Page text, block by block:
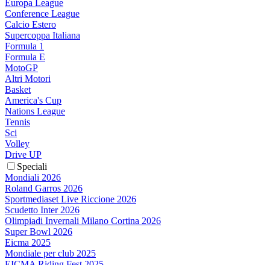
Europa League
Conference League
Calcio Estero
Supercoppa Italiana
Formula 1
Formula E
MotoGP
Altri Motori
Basket
America's Cup
Nations League
Tennis
Sci
Volley
Drive UP
Speciali
Mondiali 2026
Roland Garros 2026
Sportmediaset Live Riccione 2026
Scudetto Inter 2026
Olimpiadi Invernali Milano Cortina 2026
Super Bowl 2026
Eicma 2025
Mondiale per club 2025